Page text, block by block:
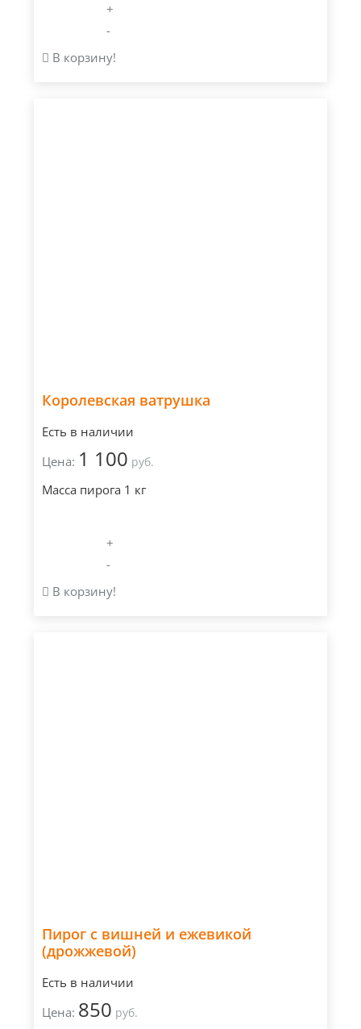
+
-
В корзину!
Королевская ватрушка
Есть в наличии
Цена: 1 100 руб.
Масса пирога 1 кг
+
-
В корзину!
Пирог с вишней и ежевикой
(дрожжевой)
Есть в наличии
Цена: 850 руб.